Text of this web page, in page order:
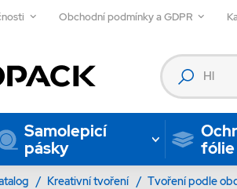
Obchodní podmínky a GDPR
Samolepicí
pásky
fólie
/ Kreativní tvoření / Tvoření podle